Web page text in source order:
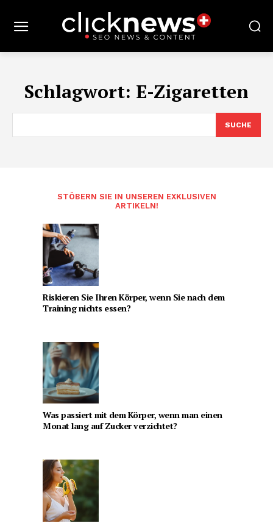
Schlagwort: E-Zigaretten
SUCHE
STÖBERN SIE IN UNSEREN EXKLUSIVEN
ARTIKELN!
Riskieren Sie Ihren Körper, wenn Sie nach dem
Training nichts essen?
Was passiert mit dem Körper, wenn man einen
Monat lang auf Zucker verzichtet?